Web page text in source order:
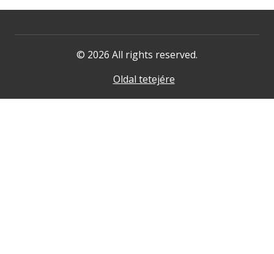
© 2026 All rights reserved.
Oldal tetejére